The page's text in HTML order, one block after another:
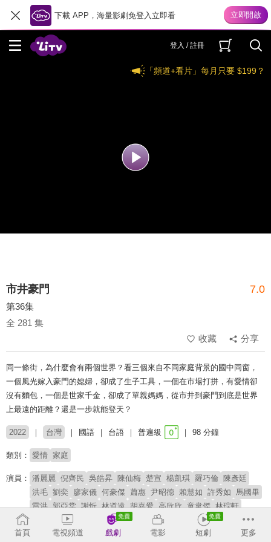
下載 APP，海量影劇免登入立即看
登入 / 註冊
「頻道+看片」每月只要 $199？
市井豪門 7.0
第36集
全 281 集
收藏
分享
同一條街，為什麼會有兩個世界？看三個來自不同家庭背景的國中同窗，
一個風光嫁入豪門的媳婦，卻成了生子工具，一個在市場打拼，有愛情卻
沒有麵包，一個是世家千金，卻成了單親媽媽，從市井到豪門到底是世界
上最遠的距離？還是一步就能登天？
2022 台灣 國語 台語 普遍級 98 分鐘
類別： 愛情 家庭
演員： 潘麗麗 倪齊民 吳皓昇 陳仙梅 楚宣 楊凱琪 羅巧倫 陳彥廷
洪毛 劉奕 廖家儀 何豪傑 蕭惠 尹昭德 賴慧如 許秀如 馬國畢
雷洪 郭亞棠 謝忻 林道遠 胡嘉愛 高欣欣 童韋傑 林琮軒
胡恩寧
首頁 電視頻道 戲劇 電影 短劇 更多